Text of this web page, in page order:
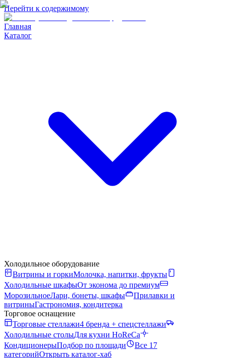
Перейти к содержимому
Главная
Каталог
Холодильное оборудование
Витрины и горкиМолочка, напитки, фрукты
Холодильные шкафыОт эконома до премиум
МорозильноеЛари, бонеты, шкафы
Прилавки и
витриныГастрономия, кондитерка
Торговое оснащение
Торговые стеллажи4 бренда + спецстеллажи
Холодильные столыДля кухни HoReCa
КондиционерыПодбор по площади
Все 17
категорийОткрыть каталог-хаб